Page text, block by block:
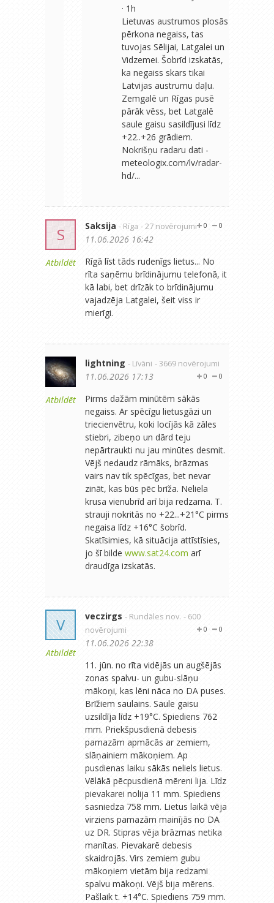
· 1h
Lietuvas austrumos plosās
pērkona negaiss, tas
tuvojas Sēlijai, Latgalei un
Vidzemei. Šobrīd izskatās,
ka negaiss skars tikai
Latvijas austrumu daļu.
Zemgalē un Rīgas pusē
pārāk vēss, bet Latgalē
saule gaisu sasildījusi līdz
+22..+26 grādiem.
Nokrišņu radaru dati -
meteologix.com/lv/radar-
hd/...
S
Atbildēt
Saksija - Rīga - 27 novērojumi 0
0
11.06.2026 16:42
Rīgā līst tāds rudenīgs lietus... No
rīta saņēmu brīdinājumu telefonā, it
kā labi, bet drīzāk to brīdinājumu
vajadzēja Latgalei, šeit viss ir
mierīgi.
Atbildēt
lightning - Līvāni - 3669 novērojumi
0
0
11.06.2026 17:13
Pirms dažām minūtēm sākās
negaiss. Ar spēcīgu lietusgāzi un
triecienvētru, koki locījās kā zāles
stiebri, zibeņo un dārd teju
nepārtraukti nu jau minūtes desmit.
Vējš nedaudz rāmāks, brāzmas
vairs nav tik spēcīgas, bet nevar
zināt, kas būs pēc brīža. Neliela
krusa vienubrīd arī bija redzama. T.
strauji nokritās no +22...+21°C pirms
negaisa līdz +16°C šobrīd.
Skatīsimies, kā situācija attīstīsies,
jo šī bilde www.sat24.com arī
draudīga izskatās.
V
Atbildēt
veczirgs - Rundāles nov. - 600
novērojumi
0
0
11.06.2026 22:38
11. jūn. no rīta vidējās un augšējās
zonas spalvu- un gubu-slāņu
mākoņi, kas lēni nāca no DA puses.
Brīžiem saulains. Saule gaisu
uzsildīja līdz +19°C. Spiediens 762
mm. Priekšpusdienā debesis
pamazām apmācās ar zemiem,
slāņainiem mākoņiem. Ap
pusdienas laiku sākās neliels lietus.
Vēlākā pēcpusdienā mēreni lija. Līdz
pievakarei nolija 11 mm. Spiediens
sasniedza 758 mm. Lietus laikā vēja
virziens pamazām mainījās no DA
uz DR. Stipras vēja brāzmas netika
manītas. Pievakarē debesis
skaidrojās. Virs zemiem gubu
mākoņiem vietām bija redzami
spalvu mākoņi. Vējš bija mērens.
Pašlaik t. +14°C. Spiediens 759 mm.